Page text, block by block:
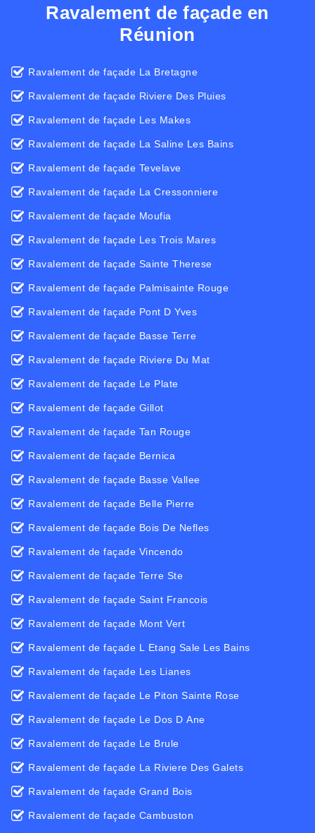
Ravalement de façade en
Réunion
Ravalement de façade La Bretagne
Ravalement de façade Riviere Des Pluies
Ravalement de façade Les Makes
Ravalement de façade La Saline Les Bains
Ravalement de façade Tevelave
Ravalement de façade La Cressonniere
Ravalement de façade Moufia
Ravalement de façade Les Trois Mares
Ravalement de façade Sainte Therese
Ravalement de façade Palmisainte Rouge
Ravalement de façade Pont D Yves
Ravalement de façade Basse Terre
Ravalement de façade Riviere Du Mat
Ravalement de façade Le Plate
Ravalement de façade Gillot
Ravalement de façade Tan Rouge
Ravalement de façade Bernica
Ravalement de façade Basse Vallee
Ravalement de façade Belle Pierre
Ravalement de façade Bois De Nefles
Ravalement de façade Vincendo
Ravalement de façade Terre Ste
Ravalement de façade Saint Francois
Ravalement de façade Mont Vert
Ravalement de façade L Etang Sale Les Bains
Ravalement de façade Les Lianes
Ravalement de façade Le Piton Sainte Rose
Ravalement de façade Le Dos D Ane
Ravalement de façade Le Brule
Ravalement de façade La Riviere Des Galets
Ravalement de façade Grand Bois
Ravalement de façade Cambuston